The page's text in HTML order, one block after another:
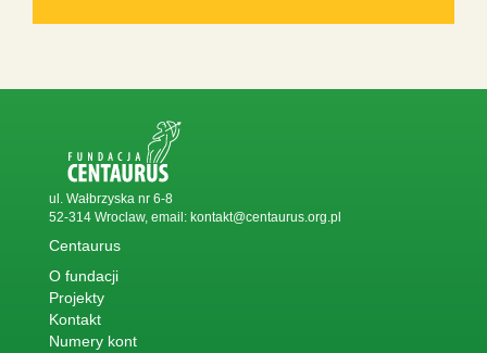
ul. Wałbrzyska nr 6-8
52-314 Wroclaw, email: kontakt@centaurus.org.pl
Centaurus
O fundacji
Projekty
Kontakt
Numery kont